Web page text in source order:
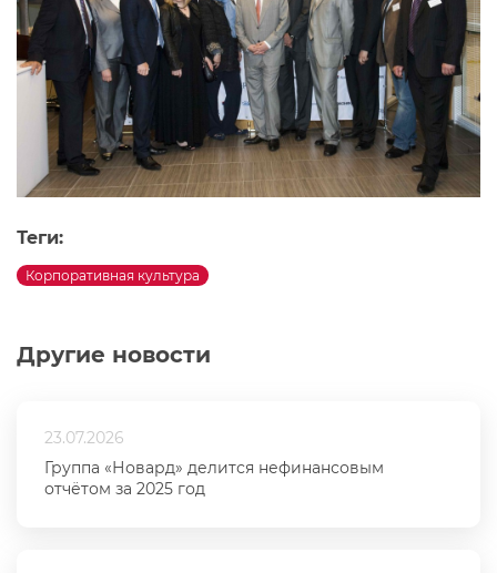
Другие новости
23.07.2026
Группа «Новард» делится нефинансовым
отчётом за 2025 год
Теги:
Корпоративная культура